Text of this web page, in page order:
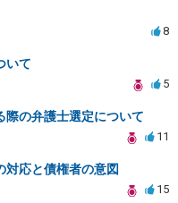
8
いて
5
際の弁護士選定について
11
対応と債権者の意図
15